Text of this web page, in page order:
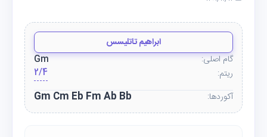
ابراهیم تاتلیسس
گام اصلی:
Gm
ریتم:
2/4
آکوردها:
Gm Cm Eb Fm Ab Bb